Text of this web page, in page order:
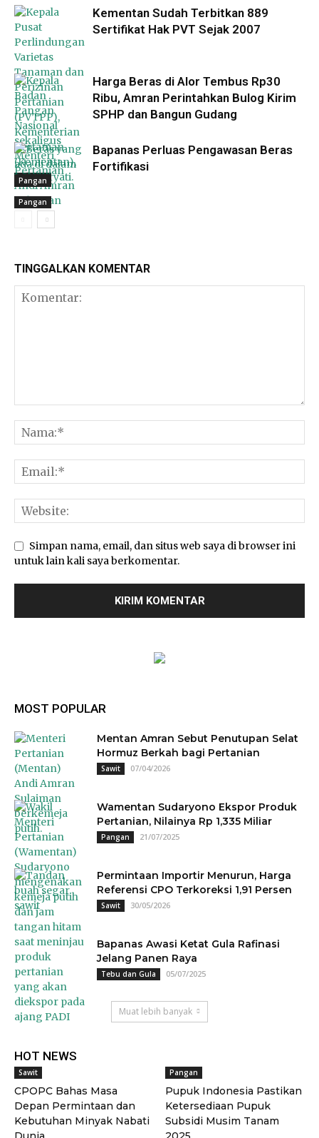
Pangan
Kementan Sudah Terbitkan 889
Sertifikat Hak PVT Sejak 2007
Pangan
Harga Beras di Alor Tembus Rp30
Ribu, Amran Perintahkan Bulog Kirim
SPHP dan Bangun Gudang
Pangan
Bapanas Perluas Pengawasan Beras
Fortifikasi
TINGGALKAN KOMENTAR
Simpan nama, email, dan situs web saya di browser ini
untuk lain kali saya berkomentar.
MOST POPULAR
Mentan Amran Sebut Penutupan Selat
Hormuz Berkah bagi Pertanian
Sawit 07/04/2026
Wamentan Sudaryono Ekspor Produk
Pertanian, Nilainya Rp 1,335 Miliar
Pangan 21/07/2025
Permintaan Importir Menurun, Harga
Referensi CPO Terkoreksi 1,91 Persen
Sawit 30/05/2026
Bapanas Awasi Ketat Gula Rafinasi
Jelang Panen Raya
Tebu dan Gula 05/07/2025
Muat lebih banyak
HOT NEWS
Sawit
CPOPC Bahas Masa
Depan Permintaan dan
Kebutuhan Minyak Nabati
Pangan
Pupuk Indonesia Pastikan
Ketersediaan Pupuk
Subsidi Musim Tanam